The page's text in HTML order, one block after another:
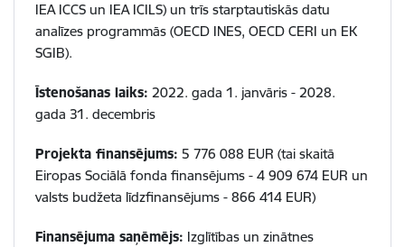
IEA ICCS un IEA ICILS) un trīs starptautiskās datu
analīzes programmās (OECD INES, OECD CERI un EK
SGIB).
Īstenošanas laiks: 2022. gada 1. janvāris - 2028.
gada 31. decembris
Projekta finansējums: 5 776 088 EUR (tai skaitā
Eiropas Sociālā fonda finansējums - 4 909 674 EUR un
valsts budžeta līdzfinansējums - 866 414 EUR)
Finansējuma saņēmējs: Izglītības un zinātnes